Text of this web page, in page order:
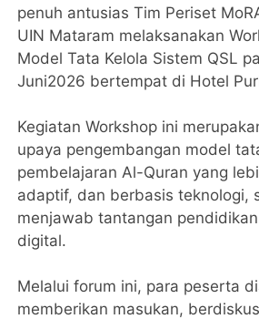
penuh antusias Tim Periset
UIN Mataram melaksanakan
Model Tata Kelola Sistem QSL
Juni2026 bertempat di Hotel
‎Kegiatan Workshop ini
upaya pengembangan model
pembelajaran Al-Quran yang
adaptif, dan berbasis teknologi,
menjawab tantangan
digital.
‎Melalui forum ini, para peserta
memberikan masukan,